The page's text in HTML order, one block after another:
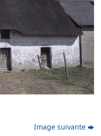
Image suivante